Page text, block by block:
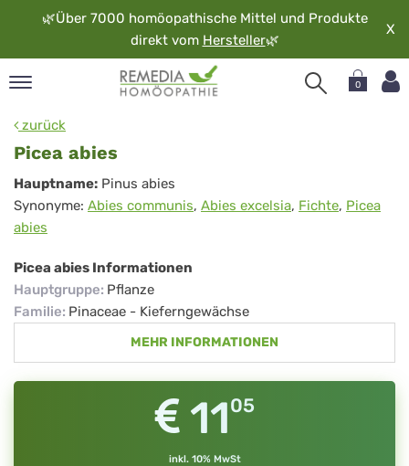
🌿Über 7000 homöopathische Mittel und Produkte
direkt vom Hersteller🌿
X
0
zurück
Picea abies
Picea
abies
Hauptname: Pinus abies
Synonyme: Abies communis, Abies excelsia, Fichte, Picea
abies
Picea abies Informationen
Hauptgruppe: Pflanze
Familie: Pinaceae - Kieferngewächse
MEHR INFORMATIONEN
1105
inkl. 10% MwSt